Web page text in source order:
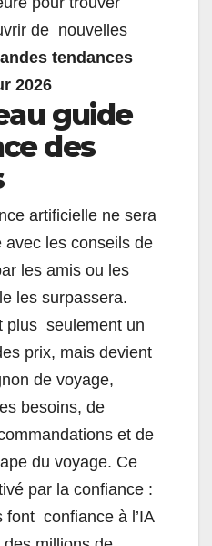
de nouvelles
tendances
2026
guide
des
artificielle ne sera
avec les conseils de
les amis ou les
les surpassera.
plus seulement un
prix, mais devient
de voyage,
besoins, de
et de
du voyage. Ce
par la confiance :
font confiance à l’IA